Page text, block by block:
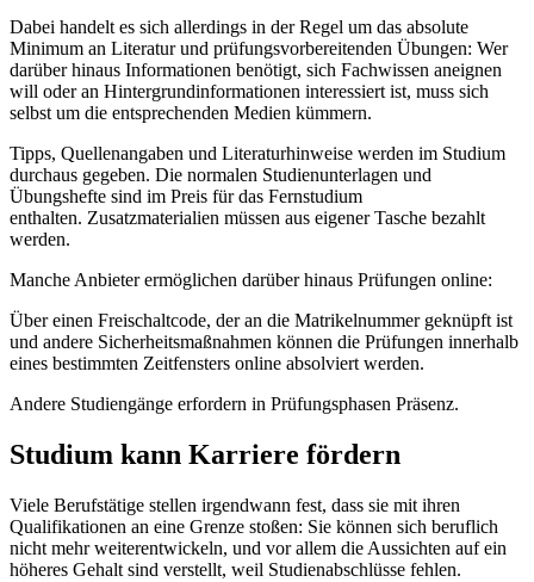
Dabei handelt es sich allerdings in der Regel um das absolute
Minimum an Literatur und prüfungsvorbereitenden Übungen: Wer
darüber hinaus Informationen benötigt, sich Fachwissen aneignen
will oder an Hintergrundinformationen interessiert ist, muss sich
selbst um die entsprechenden Medien kümmern.
Tipps, Quellenangaben und Literaturhinweise werden im Studium
durchaus gegeben. Die normalen Studienunterlagen und
Übungshefte sind im Preis für das Fernstudium
enthalten. Zusatzmaterialien müssen aus eigener Tasche bezahlt
werden.
Manche Anbieter ermöglichen darüber hinaus Prüfungen online:
Über einen Freischaltcode, der an die Matrikelnummer geknüpft ist
und andere Sicherheitsmaßnahmen können die Prüfungen innerhalb
eines bestimmten Zeitfensters online absolviert werden.
Andere Studiengänge erfordern in Prüfungsphasen Präsenz.
Studium kann Karriere fördern
Viele Berufstätige stellen irgendwann fest, dass sie mit ihren
Qualifikationen an eine Grenze stoßen: Sie können sich beruflich
nicht mehr weiterentwickeln, und vor allem die Aussichten auf ein
höheres Gehalt sind verstellt, weil Studienabschlüsse fehlen.